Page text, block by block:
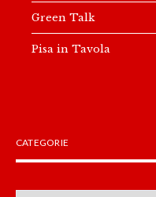
Green Talk
Pisa in Tavola
CATEGORIE
Categorie